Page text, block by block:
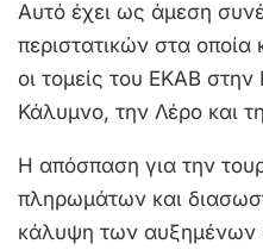
Αυτό έχει ως άμεση
περιστατικών στα
οι τομείς του ΕΚΑΒ
Κάλυμνο, την Λέρο και
Η απόσπαση για την
πληρωμάτων και
κάλυψη των αυξημένων